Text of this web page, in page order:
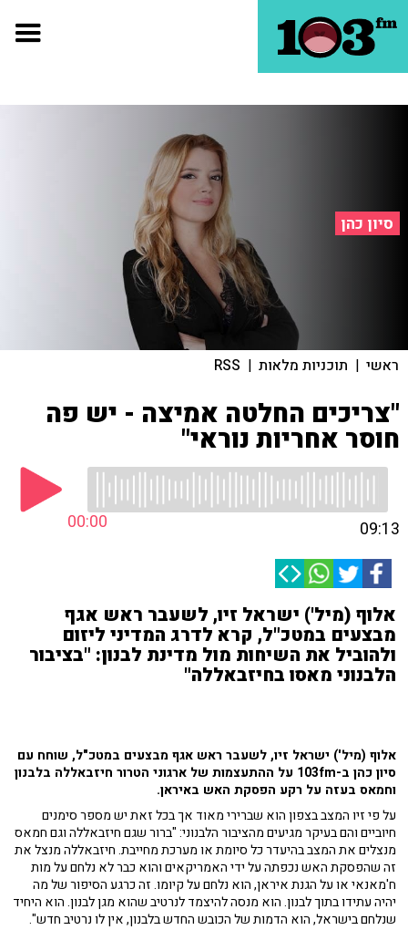
סיון כהן
ראשי | תוכניות מלאות |
RSS
"צריכים החלטה אמיצה - יש פה
חוסר אחריות נוראי"
00:00 09:13
אלוף (מיל') ישראל זיו, לשעבר ראש אגף
מבצעים במטכ"ל, קרא לדרג המדיני ליזום
ולהוביל את השיחות מול מדינת לבנון: "בציבור
הלבנוני מאסו בחיזבאללה"
אלוף (מיל') ישראל זיו, לשעבר ראש אגף מבצעים במטכ"ל, שוחח עם
סיון כהן ב-103fm על ההתעצמות של ארגוני הטרור חיזבאללה בלבנון
וחמאס בעזה על רקע הפסקת האש באיראן.
על פי זיו המצב בצפון הוא שברירי מאוד אך בכל זאת יש מספר סימנים
חיוביים והם בעיקר מגיעים מהציבור הלבנוני: "ברור שגם חיזבאללה וגם חמאס
מנצלים את המצב בהיעדר כל סיומת או מערכת מחייבת. חיזבאללה מנצל את
זה שהפסקת האש נכפתה על ידי האמריקאים והוא כבר לא נלחם על מות
ח'מאנאי או על הגנת איראן, הוא נלחם על קיומו. זה כרגע הסיפור של מה
יהיה עתידו בתוך לבנון. הוא מנסה להיצמד לנרטיב שהוא מגן לבנון. הוא היחיד
שנלחם בישראל, הוא הדמות של הכובש החדש בלבנון, אין לו נרטיב חדש".